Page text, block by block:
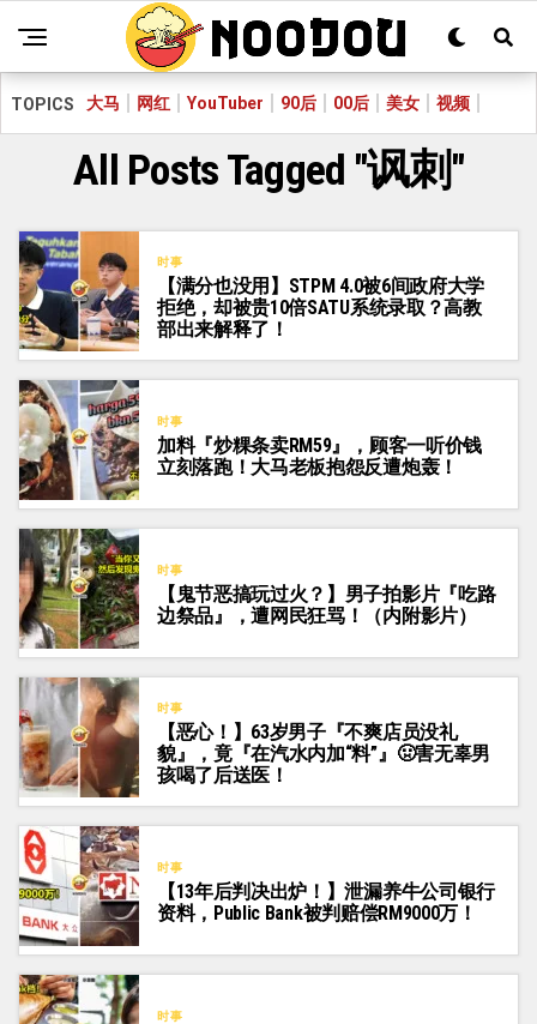
TOPICS 大马 网红 YouTuber 90后 00后 美女 视频
All Posts Tagged "讽刺"
时事
【满分也没用】STPM 4.0被6间政府大学
拒绝，却被贵10倍SATU系统录取？高教
部出来解释了！
时事
加料『炒粿条卖RM59』，顾客一听价钱
立刻落跑！大马老板抱怨反遭炮轰！
时事
【鬼节恶搞玩过火？】男子拍影片『吃路
边祭品』，遭网民狂骂！（内附影片）
时事
【恶心！】63岁男子『不爽店员没礼
貌』，竟『在汽水内加“料”』🤢害无辜男
孩喝了后送医！
时事
【13年后判决出炉！】泄漏养牛公司银行
资料，Public Bank被判赔偿RM9000万！
时事